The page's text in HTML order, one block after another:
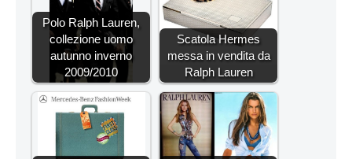
Polo Ralph Lauren,
collezione uomo
autunno inverno
2009/2010
Scatola Hermes
messa in vendita da
Ralph Lauren